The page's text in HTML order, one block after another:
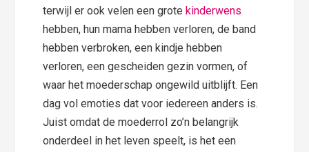
terwijl er ook velen een grote kinderwens
hebben, hun mama hebben verloren, de band
hebben verbroken, een kindje hebben
verloren, een gescheiden gezin vormen, of
waar het moederschap ongewild uitblijft. Een
dag vol emoties dat voor iedereen anders is.
Juist omdat de moederrol zo’n belangrijk
onderdeel in het leven speelt, is het een